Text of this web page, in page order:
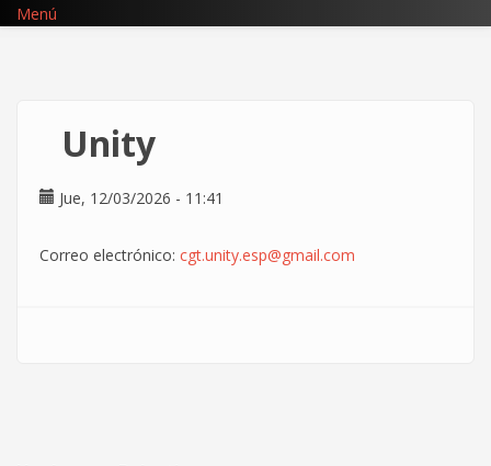
Pasar
Menú
Unity
Jue, 12/03/2026 - 11:41
Correo electrónico: cgt.unity.esp@gmail.com